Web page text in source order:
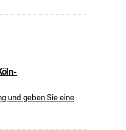
und geben Sie eine